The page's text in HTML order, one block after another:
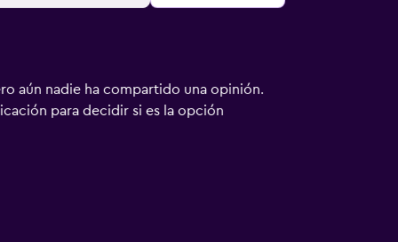
aún nadie ha compartido una opinión.
para decidir si es la opción